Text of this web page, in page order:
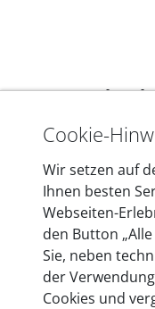
Mehr
In den Kfz-
entwickeln wir
Berlin laufend
heute mehr
Cookie-
Wir setzen auf
Ihnen besten
Webseiten-
den Button
Sie, neben
der
Cookies und